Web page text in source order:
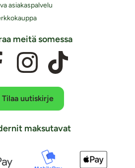
asiakaspalvelu
meitä somessa
Tilaa uutiskirje
maksutavat